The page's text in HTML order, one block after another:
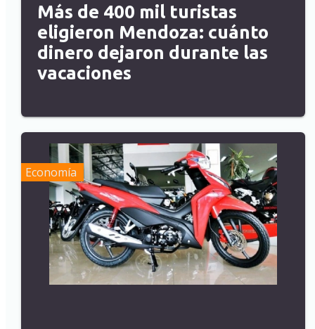
Más de 400 mil turistas
eligieron Mendoza: cuánto
dinero dejaron durante las
vacaciones
Economía